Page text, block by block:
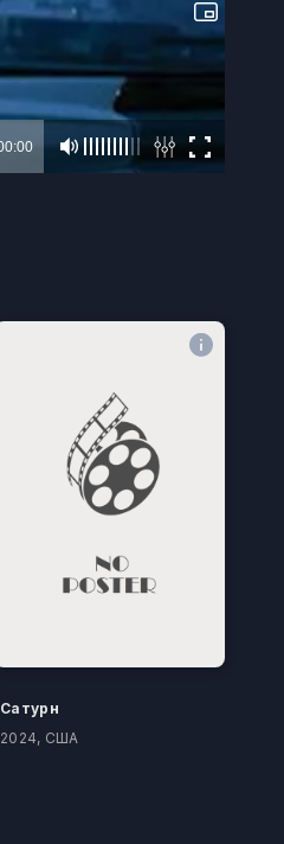
Сатурн
2024, США